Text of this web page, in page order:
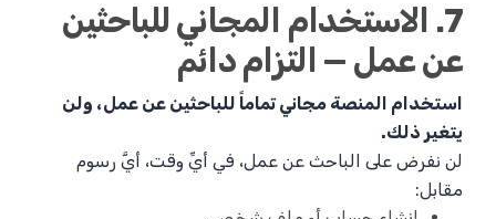
7. الاستخدام المجاني للباحثين
عن عمل — التزام دائم
استخدام المنصة مجاني تماماً للباحثين عن عمل، ولن
يتغير ذلك.
لن نفرض على الباحث عن عمل، في أيِّ وقت، أيَّ رسوم
مقابل: